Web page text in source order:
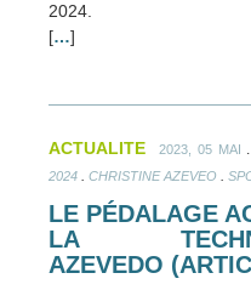
2024.
[…]
ACTUALITE 2023, 05 MAI
2024
CHRISTINE AZEVEO
LE PÉDALAGE
LA
AZEVEDO